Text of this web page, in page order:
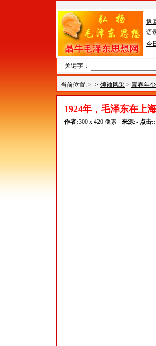
返
语
今
关键字：
当前位置: > > 领袖风采 > 青春年少
1924年，毛泽东在上海
作者:300 x 420 像素 来源:- 点击::